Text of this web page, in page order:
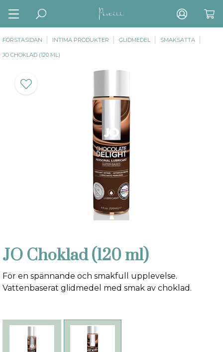
FÖRSTASIDAN INTIMA PRODUKTER GLIDMEDEL SMAKSATTA
JO CHOKLAD (120 ML)
JO Choklad (120 ml)
För en spännande och smakfull upplevelse.
Vattenbaserat glidmedel med smak av choklad.